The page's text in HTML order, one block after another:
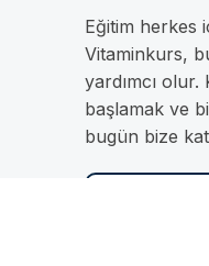
Eğitim herkes
Vitaminkurs,
yardımcı
başlamak ve
bugün bize